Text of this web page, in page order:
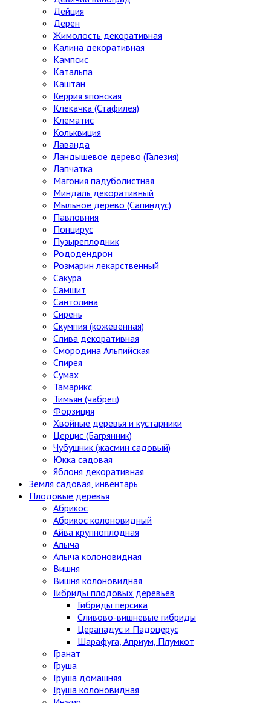
Дейция
Дерен
Жимолость декоративная
Калина декоративная
Кампсис
Катальпа
Каштан
Керрия японская
Клекачка (Стафилея)
Клематис
Кольквиция
Лаванда
Ландышевое дерево (Галезия)
Лапчатка
Магония падуболистная
Миндаль декоративный
Мыльное дерево (Сапиндус)
Павловния
Понцирус
Пузыреплодник
Рододендрон
Розмарин лекарственный
Сакура
Самшит
Сантолина
Сирень
Скумпия (кожевенная)
Слива декоративная
Смородина Альпийская
Спирея
Сумах
Тамарикс
Тимьян (чабрец)
Форзиция
Хвойные деревья и кустарники
Церцис (Багрянник)
Чубушник (жасмин садовый)
Юкка садовая
Яблоня декоративная
Земля садовая, инвентарь
Плодовые деревья
Абрикос
Абрикос колоновидный
Айва крупноплодная
Алыча
Алыча колоновидная
Вишня
Вишня колоновидная
Гибриды плодовых деревьев
Гибриды персика
Сливово-вишневые гибриды
Церападус и Падоцерус
Шарафуга, Априум, Плумкот
Гранат
Груша
Груша домашняя
Груша колоновидная